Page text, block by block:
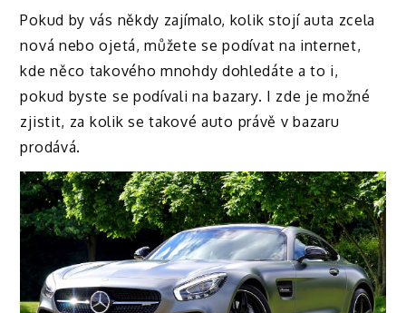
Pokud by vás někdy zajímalo, kolik stojí auta zcela
nová nebo ojetá, můžete se podívat na internet,
kde něco takového mnohdy dohledáte a to i,
pokud byste se podívali na bazary. I zde je možné
zjistit, za kolik se takové auto právě v bazaru
prodává.